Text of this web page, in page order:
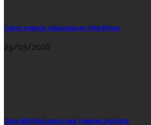
Cómo mejorar relaciones en WordPress
29/03/2026
Guía definitiva para crear mejores prompts